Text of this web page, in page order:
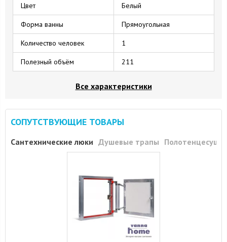
Цвет Белый
Форма ванны Прямоугольная
Количество человек 1
Полезный объём 211
Все характеристики
СОПУТСТВУЮЩИЕ ТОВАРЫ
Сантехнические люки Душевые трапы